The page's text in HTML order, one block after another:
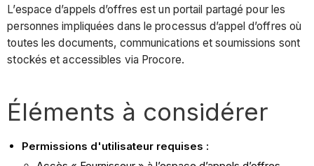
L’espace d’appels d’offres est un portail partagé pour les
personnes impliquées dans le processus d’appel d’offres où
toutes les documents, communications et soumissions sont
stockés et accessibles via Procore.
Éléments à considérer
Permissions d'utilisateur requises :